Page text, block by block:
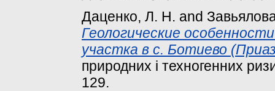
Даценко, Л. Н. and
Геологические
участка в с. Ботиево
природних і техногенних
129.